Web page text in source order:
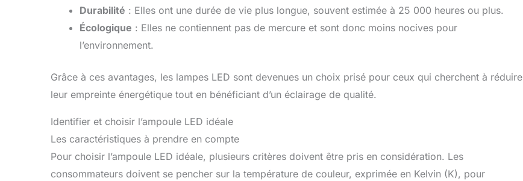
Durabilité : Elles ont une durée de vie plus longue, souvent estimée à 25 000 heures ou plus.
Écologique : Elles ne contiennent pas de mercure et sont donc moins nocives pour
l’environnement.
Grâce à ces avantages, les lampes LED sont devenues un choix prisé pour ceux qui cherchent à réduire
leur empreinte énergétique tout en bénéficiant d’un éclairage de qualité.
Identifier et choisir l’ampoule LED idéale
Les caractéristiques à prendre en compte
Pour choisir l’ampoule LED idéale, plusieurs critères doivent être pris en considération. Les
consommateurs doivent se pencher sur la température de couleur, exprimée en Kelvin (K), pour